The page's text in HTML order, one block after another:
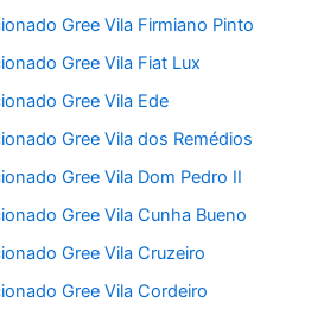
Gree Vila Firmiano Pinto
Gree Vila Fiat Lux
Gree Vila Ede
Gree Vila dos Remédios
Gree Vila Dom Pedro II
Gree Vila Cunha Bueno
Gree Vila Cruzeiro
Gree Vila Cordeiro